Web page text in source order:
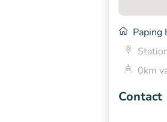
Paping
0km
Contact